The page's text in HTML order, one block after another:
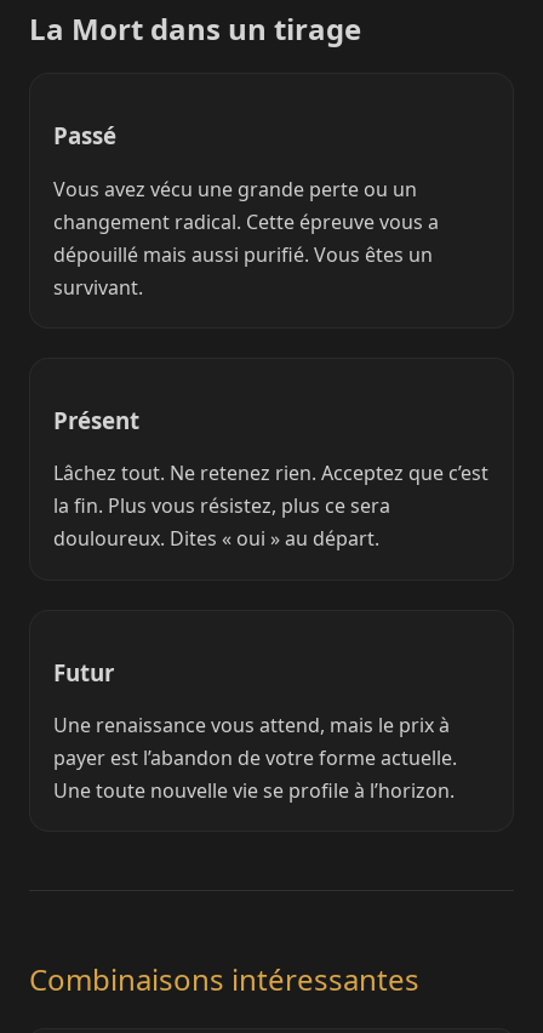
La Mort dans un tirage
Passé
Vous avez vécu une grande perte ou un
changement radical. Cette épreuve vous a
dépouillé mais aussi purifié. Vous êtes un
survivant.
Présent
Lâchez tout. Ne retenez rien. Acceptez que c’est
la fin. Plus vous résistez, plus ce sera
douloureux. Dites « oui » au départ.
Futur
Une renaissance vous attend, mais le prix à
payer est l’abandon de votre forme actuelle.
Une toute nouvelle vie se profile à l’horizon.
Combinaisons intéressantes